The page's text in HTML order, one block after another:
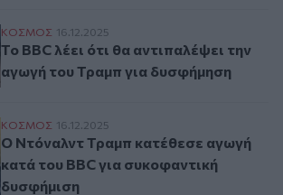
Το BBC λέει ότι θα αντιπαλέψει την
ΚΟΣΜΟΣ 16.12.2025
Το BBC λέει ότι θα αντιπαλέψει την
αγωγή του Τραμπ για δυσφήμηση
Ο Ντόναλντ Τραμπ κατέθεσε αγωγή κατά
ΚΟΣΜΟΣ 16.12.2025
Ο Ντόναλντ Τραμπ κατέθεσε αγωγή
κατά του BBC για συκοφαντική
δυσφήμιση